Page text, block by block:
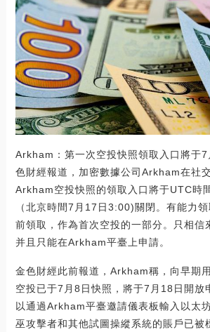
Arkham：第一次空投快照領取入口將于
色財經報道，加密數據公司Arkham在社
Arkham空投快照的領取入口將于UTC時
（北京時間7月17日3:00)關閉。有能力
前領取，作為首次空投的一部分。只相
并且只能在Arkham平臺上申請。
金色財經此前報道，Arkham稱，向早期
空投已于7月8日快照，將于7月18日開放
以通過Arkham平臺邀請儀表板輸入以太
巫攻擊者和其他試圖操縱系統的賬戶已被